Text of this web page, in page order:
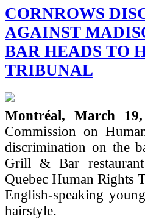
CORNROWS
AGAINST
BAR HEADS TO
TRIBUNAL
Montréal, March
Commission on
discrimination on the
Grill & Bar
Quebec Human Rights
English-speaking
hairstyle.